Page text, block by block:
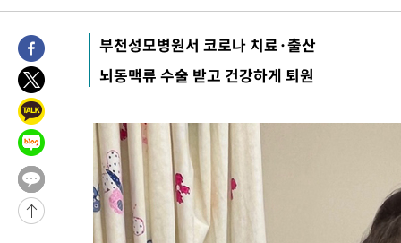
-11689초 전 >[속보]경찰·노동부, HL만도 평택사업장 끼임 사망 관련 압수
-11570초 전 >
[속보]합수본, '투표율 허위 입력' 중앙·서울·경기도 선관위
압수수색
-11325초 전 >
[속보]원·달러 환율, 오전 9시 1423.8원
-11121초 전 >
[속보]삼성전자·SK하이닉스 동반 강보합…1%대 상승 출발
-11107초 전 >
-11075초 전 >
[속보]코스피, 6300선 재탈환…1.09% 오른 6365.07 개장
-8240초 전 >
시리아 다마스쿠스 교외에서 미니버스 폭발.. 14명 부상, 3명은
-7538초 전 >
입추에도 극한더위…서울 낮 39도 '폭염중대경보'
-2502초 전 >
이란, 호르무즈서 "적국 목표물들"과 대치로 남부 케슘섬에서
례 큰 폭발음
[속보]종합특검, '계엄 수용공간 확보' 신용해 前교정본부장
부천성모병원서 코로나 치료·출산
뇌동맥류 수술 받고 건강하게 퇴원